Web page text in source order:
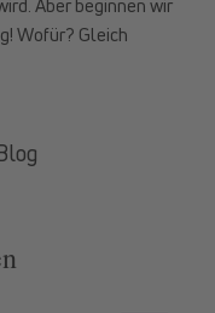
Aber beginnen wir
Wofür? Gleich